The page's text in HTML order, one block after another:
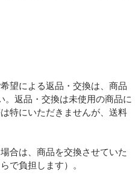
望による返品・交換は、商品
。返品・交換は未使用の商品に
特にいただきませんが、送料
合は、商品を交換させていた
で負担します）。